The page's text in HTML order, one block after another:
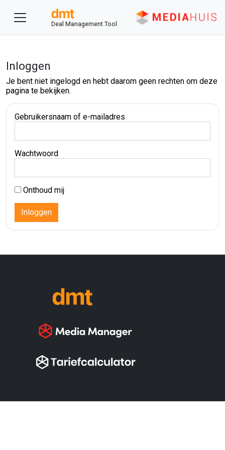
Deal Management Tool
Inloggen
Je bent niet ingelogd en hebt daarom geen rechten om deze
pagina te bekijken.
Gebruikersnaam of e-mailadres
Wachtwoord
Onthoud mij